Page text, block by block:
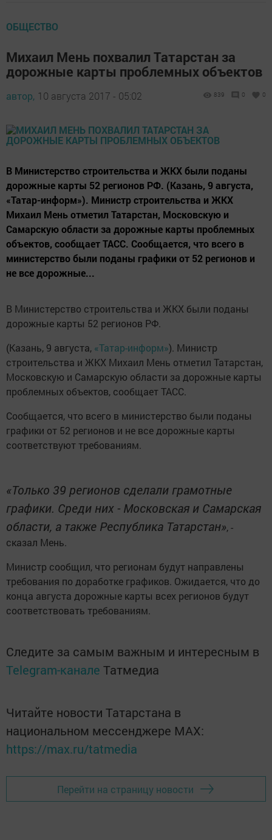
ОБЩЕСТВО
Михаил Мень похвалил Татарстан за
дорожные карты проблемных объектов
автор, 10 августа 2017 - 05:02 839 0 0
В Министерство строительства и ЖКХ были поданы
дорожные карты 52 регионов РФ. (Казань, 9 августа,
«Татар-информ»). Министр строительства и ЖКХ
Михаил Мень отметил Татарстан, Московскую и
Самарскую области за дорожные карты проблемных
объектов, сообщает ТАСС. Сообщается, что всего в
министерство были поданы графики от 52 регионов и
не все дорожные...
В Министерство строительства и ЖКХ были поданы
дорожные карты 52 регионов РФ.
(Казань, 9 августа, «Татар-информ»). Министр
строительства и ЖКХ Михаил Мень отметил Татарстан,
Московскую и Самарскую области за дорожные карты
проблемных объектов, сообщает ТАСС.
Сообщается, что всего в министерство были поданы
графики от 52 регионов и не все дорожные карты
соответствуют требованиям.
«Только 39 регионов сделали грамотные
графики. Среди них - Московская и Самарская
области, а также Республика Татарстан», -
сказал Мень.
Министр сообщил, что регионам будут направлены
требования по доработке графиков. Ожидается, что до
конца августа дорожные карты всех регионов будут
соответствовать требованиям.
Следите за самым важным и интересным в
Telegram-канале Татмедиа
Читайте новости Татарстана в
национальном мессенджере MАХ:
https://max.ru/tatmedia
Перейти на страницу новости